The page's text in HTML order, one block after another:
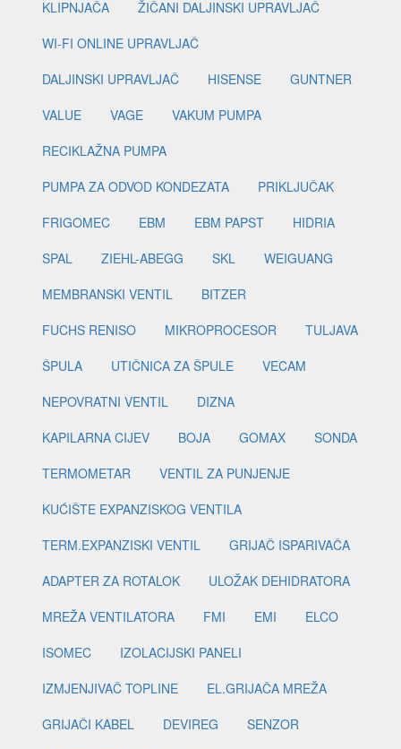
KLIPNJAČA
ŽIČANI DALJINSKI UPRAVLJAČ
WI-FI ONLINE UPRAVLJAČ
DALJINSKI UPRAVLJAČ
HISENSE
GUNTNER
VALUE
VAGE
VAKUM PUMPA
RECIKLAŽNA PUMPA
PUMPA ZA ODVOD KONDEZATA
PRIKLJUČAK
FRIGOMEC
EBM EBM PAPST
HIDRIA
SPAL
ZIEHL-ABEGG SKL
WEIGUANG
MEMBRANSKI VENTIL
BITZER
FUCHS RENISO
MIKROPROCESOR
TULJAVA
ŠPULA
UTIČNICA ZA ŠPULE
VECAM
NEPOVRATNI VENTIL
DIZNA
KAPILARNA CIJEV
BOJA GOMAX
SONDA
TERMOMETAR
VENTIL ZA PUNJENJE
KUĆIŠTE EXPANZISKOG VENTILA
TERM.EXPANZISKI VENTIL
GRIJAČ ISPARIVAČA
ADAPTER ZA ROTALOK
ULOŽAK DEHIDRATORA
MREŽA VENTILATORA
FMI EMI
ELCO
ISOMEC
IZOLACIJSKI PANELI
IZMJENJIVAČ TOPLINE
EL.GRIJAČA MREŽA
GRIJAČI KABEL
DEVIREG
SENZOR